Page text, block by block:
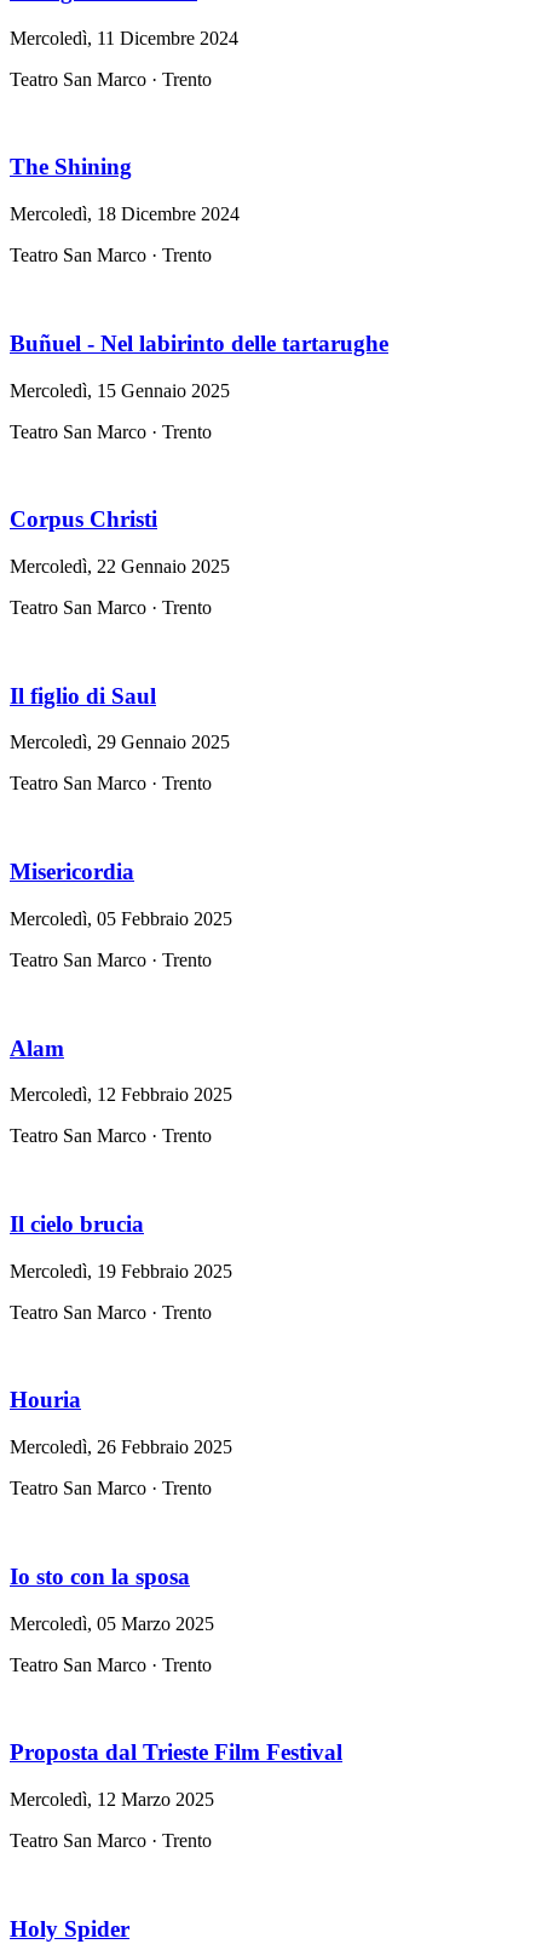
Mercoledì, 11 Dicembre 2024
Teatro San Marco · Trento
The Shining
Mercoledì, 18 Dicembre 2024
Teatro San Marco · Trento
Buñuel - Nel labirinto delle tartarughe
Mercoledì, 15 Gennaio 2025
Teatro San Marco · Trento
Corpus Christi
Mercoledì, 22 Gennaio 2025
Teatro San Marco · Trento
Il figlio di Saul
Mercoledì, 29 Gennaio 2025
Teatro San Marco · Trento
Misericordia
Mercoledì, 05 Febbraio 2025
Teatro San Marco · Trento
Alam
Mercoledì, 12 Febbraio 2025
Teatro San Marco · Trento
Il cielo brucia
Mercoledì, 19 Febbraio 2025
Teatro San Marco · Trento
Houria
Mercoledì, 26 Febbraio 2025
Teatro San Marco · Trento
Io sto con la sposa
Mercoledì, 05 Marzo 2025
Teatro San Marco · Trento
Proposta dal Trieste Film Festival
Mercoledì, 12 Marzo 2025
Teatro San Marco · Trento
Holy Spider